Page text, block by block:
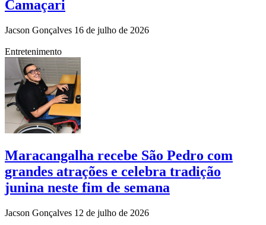
Camaçari
Jacson Gonçalves 16 de julho de 2026
Entretenimento
Maracangalha recebe São Pedro com
grandes atrações e celebra tradição
junina neste fim de semana
Jacson Gonçalves 12 de julho de 2026